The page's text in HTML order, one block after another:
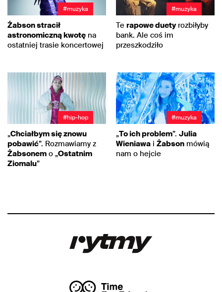
#muzyka
Żabson stracił
astronomiczną kwotę na
ostatniej trasie koncertowej
#muzyka
Te rapowe duetyrozbiłyby
bank. Ale coś im
przeszkodziło
#hip-hop
„Chciałbym się znowu
pobawić”. Rozmawiamy z
Żabsonem o „Ostatnim
Ziomalu”
#muzyka
„To ich problem”. Julia
Wieniawa i Żabson mówią
nam o hejcie